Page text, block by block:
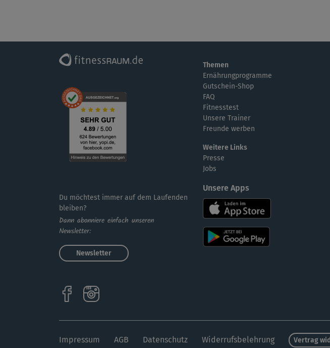
Du möchtest immer auf dem Laufenden
bleiben?
Dann abonniere einfach unseren
Newsletter:
Newsletter
Themen
Ernährungprogramme
Gutschein-Shop
FAQ
Fitnesstest
Unsere Trainer
Freunde werben
Weitere Links
Presse
Jobs
Unsere Apps
Impressum AGB Datenschutz Widerrufsbelehrung Vertrag